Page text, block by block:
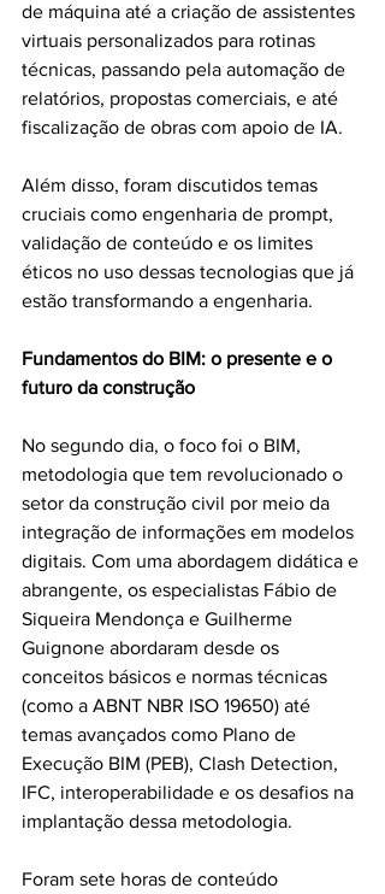
de máquina até a criação de assistentes
virtuais personalizados para rotinas
técnicas, passando pela automação de
relatórios, propostas comerciais, e até
fiscalização de obras com apoio de IA.
Além disso, foram discutidos temas
cruciais como engenharia de prompt,
validação de conteúdo e os limites
éticos no uso dessas tecnologias que já
estão transformando a engenharia.
Fundamentos do BIM: o presente e o
futuro da construção
No segundo dia, o foco foi o BIM,
metodologia que tem revolucionado o
setor da construção civil por meio da
integração de informações em modelos
digitais. Com uma abordagem didática e
abrangente, os especialistas Fábio de
Siqueira Mendonça e Guilherme
Guignone abordaram desde os
conceitos básicos e normas técnicas
(como a ABNT NBR ISO 19650) até
temas avançados como Plano de
Execução BIM (PEB), Clash Detection,
IFC, interoperabilidade e os desafios na
implantação dessa metodologia.
Foram sete horas de conteúdo